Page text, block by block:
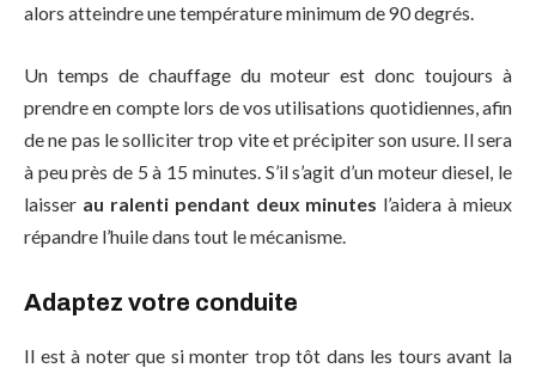
alors atteindre une température minimum de 90 degrés.
Un temps de chauffage du moteur est donc toujours à
prendre en compte lors de vos utilisations quotidiennes, afin
de ne pas le solliciter trop vite et précipiter son usure. Il sera
à peu près de 5 à 15 minutes. S’il s’agit d’un moteur diesel, le
laisser au ralenti pendant deux minutes l’aidera à mieux
répandre l’huile dans tout le mécanisme.
Adaptez votre conduite
Il est à noter que si monter trop tôt dans les tours avant la